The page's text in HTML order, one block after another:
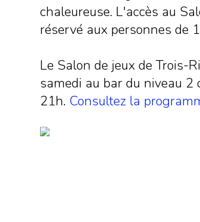
chaleureuse. L'accès au
réservé aux personnes de
Le Salon de jeux de Trois-
samedi au bar du niveau 2
21h. Consultez la